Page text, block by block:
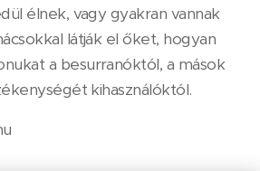
élnek, vagy gyakran vannak
látják el őket, hogyan
a besurranóktól, a mások
kihasználóktól.